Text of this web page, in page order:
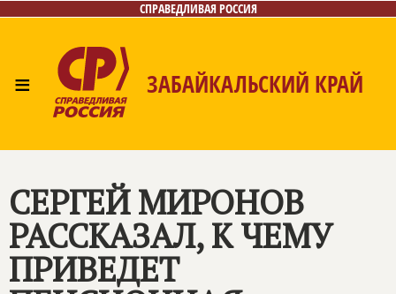
СПРАВЕДЛИВАЯ РОССИЯ
≡ ЗАБАЙКАЛЬСКИЙ КРАЙ
Контакты
СЕРГЕЙ МИРОНОВ
РАССКАЗАЛ, К ЧЕМУ
ПРИВЕДЕТ